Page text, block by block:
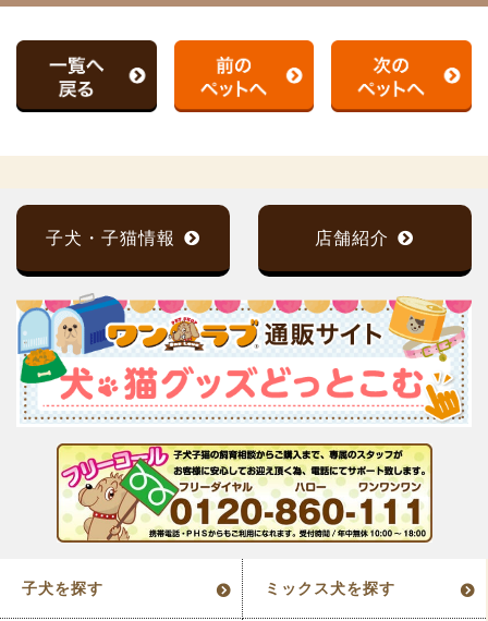
子犬・子猫情報 店舗紹介
子犬を探す ミックス犬を探す